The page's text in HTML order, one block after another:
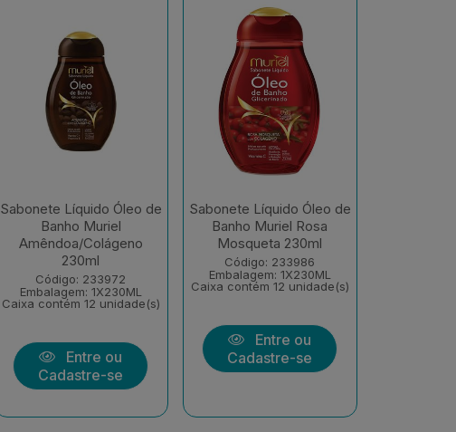
Sabonete Líquido Óleo de
Banho Muriel
Amêndoa/Colágeno
230ml
Código: 233972
Embalagem: 1X230ML
Caixa contém 12 unidade(s)
Entre ou
Cadastre-se
Sabonete Líquido Óleo de
Banho Muriel Rosa
Mosqueta 230ml
Código: 233986
Embalagem: 1X230ML
Caixa contém 12 unidade(s)
Entre ou
Cadastre-se